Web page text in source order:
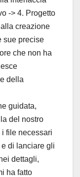
-> 4. Progetto
creazione
sue precise
che non ha
della
guidata,
del nostro
i file necessari
di lanciare gli
dettagli,
ha fatto